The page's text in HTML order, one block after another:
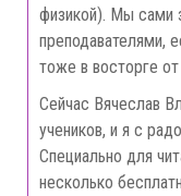
физикой). Мы сами
преподавателями,
тоже в восторге от
Сейчас Вячеслав
учеников, и я с
Специально для
несколько